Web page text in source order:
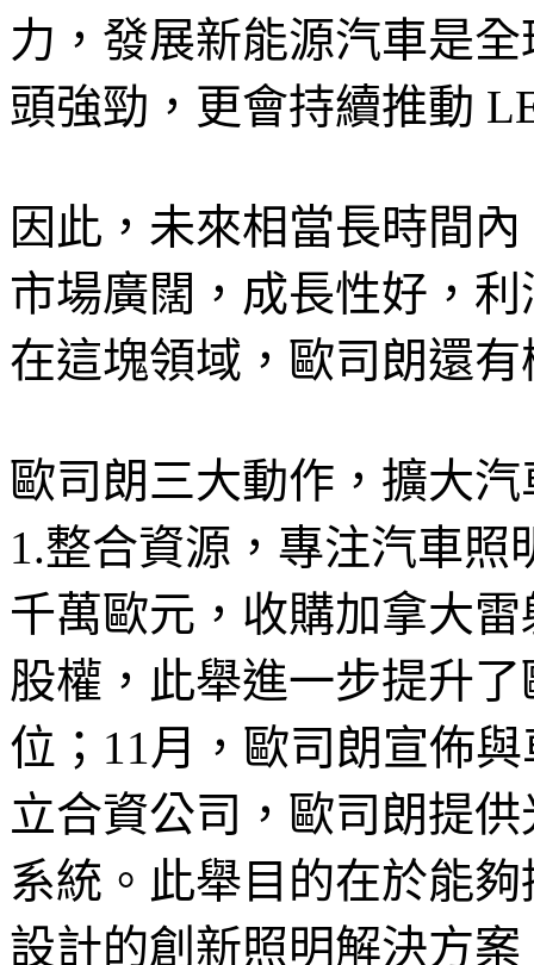
力，發展新能源汽車是
頭強勁，更會持續推動
因此，未來相當長時間
市場廣闊，成長性好，
在這塊領域，歐司朗還
歐司朗三大動作，擴大
1.整合資源，專注汽車照
千萬歐元，收購加拿大雷
股權，此舉進一步提升
位；11月，歐司朗宣佈
立合資公司，歐司朗提
系統。此舉目的在於能
設計的創新照明解決方